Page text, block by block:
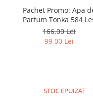
Pachet Promo: Apa
Parfum Tonka 584
Secrets, 50 ml + Lotiune
corp Les Secrets Tonka
166,00 Lei
99,00 Lei
STOC EPUIZAT